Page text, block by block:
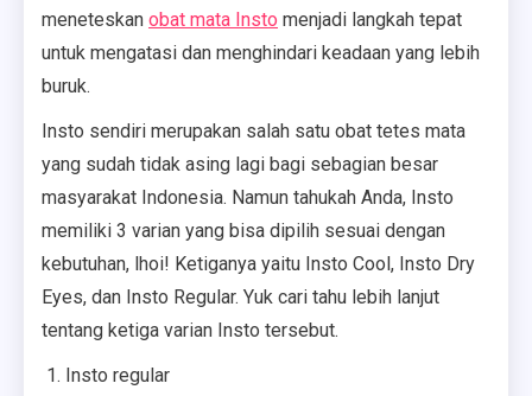
meneteskan obat mata Insto menjadi langkah tepat
untuk mengatasi dan menghindari keadaan yang lebih
buruk.
Insto sendiri merupakan salah satu obat tetes mata
yang sudah tidak asing lagi bagi sebagian besar
masyarakat Indonesia. Namun tahukah Anda, Insto
memiliki 3 varian yang bisa dipilih sesuai dengan
kebutuhan, lhoi! Ketiganya yaitu Insto Cool, Insto Dry
Eyes, dan Insto Regular. Yuk cari tahu lebih lanjut
tentang ketiga varian Insto tersebut.
Insto regular